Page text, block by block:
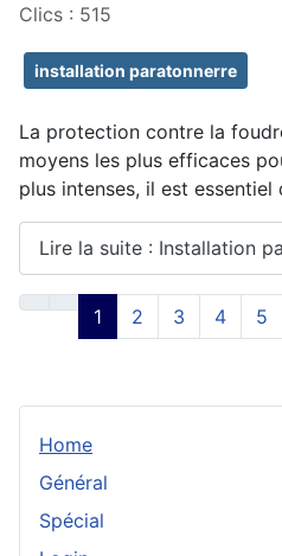
Clics : 515
installation paratonnerre
La protection contre la
moyens les plus efficaces
plus intenses, il est
Lire la suite : Installation
1 2 3 4 5
Home
Général
Spécial